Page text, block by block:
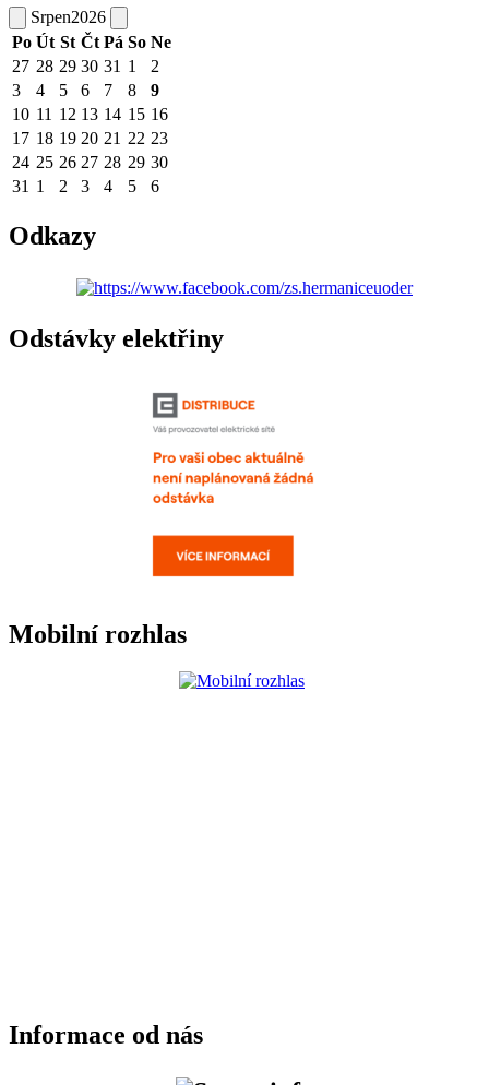
Srpen2026
Po Út St Čt Pá So Ne
27 28 29 30 31 1
2
3
4 5 6 7 8
9
10 11 12 13 14 15 16
17 18 19 20 21 22 23
24 25 26 27 28 29 30
31 1 2 3 4 5 6
Odkazy
Odstávky elektřiny
Mobilní rozhlas
Informace od nás